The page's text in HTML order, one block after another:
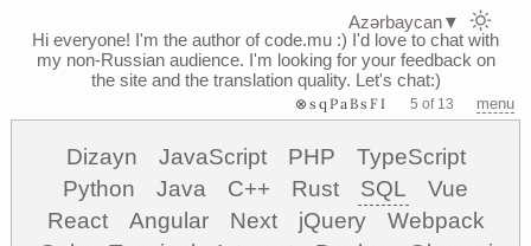
Hi everyone! I'm the author of code.mu :) I'd love to chat with
my non-Russian audience. I'm looking for your feedback on
the site and the translation quality. Let's chat:)
⊗sqPaBsFI 5 of 13 menu
Dizayn JavaScript PHP
TypeScript
Python
Java C++ Rust SQL
Vue
React
Angular Next jQuery
Webpack
Azərbaycan▼